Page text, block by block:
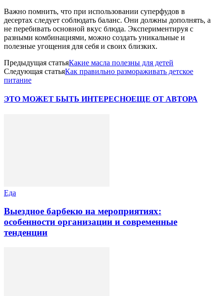
Важно помнить, что при использовании суперфудов в
десертах следует соблюдать баланс. Они должны дополнять, а
не перебивать основной вкус блюда. Экспериментируя с
разными комбинациями, можно создать уникальные и
полезные угощения для себя и своих близких.
Предыдущая статьяКакие масла полезны для детей
Следующая статьяКак правильно размораживать детское
питание
ЭТО МОЖЕТ БЫТЬ ИНТЕРЕСНОЕЩЕ ОТ АВТОРА
Еда
Выездное барбекю на мероприятиях:
особенности организации и современные
тенденции